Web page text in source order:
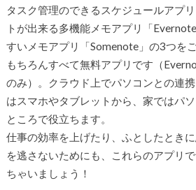
タスク管理のできるスケジュールアプ
トが出来る多機能メモアプリ「
すいメモアプリ「Somenote」の3つを
もちろんすべて無料アプリです（
のみ）。クラウド上でパソコンとの連
はスマホやタブレットから、家ではパ
ところで役立ちます。
仕事の効率を上げたり、ふとしたとき
を逃さないためにも、これらのアプリ
ちゃいましょう！